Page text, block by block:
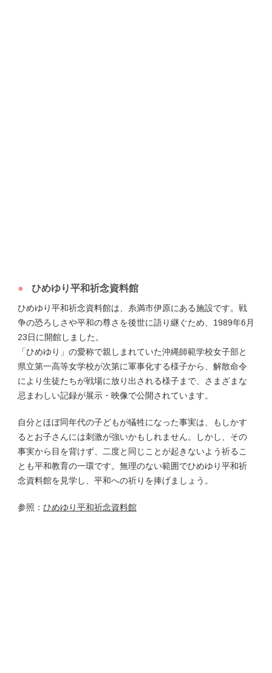
ひめゆり平和祈念資料館
ひめゆり平和祈念資料館は、糸満市伊原にある施設です。戦
争の恐ろしさや平和の尊さを後世に語り継ぐため、1989年6月
23日に開館しました。
「ひめゆり」の愛称で親しまれていた沖縄師範学校女子部と
県立第一高等女学校が次第に軍事化する様子から、解散命令
により生徒たちが戦場に放り出される様子まで、さまざまな
忌まわしい記録が展示・映像で公開されています。
自分とほぼ同年代の子どもが犠牲になった事実は、もしかす
るとお子さんには刺激が強いかもしれません。しかし、その
事実から目を背けず、二度と同じことが起きないよう祈るこ
とも平和教育の一環です。無理のない範囲でひめゆり平和祈
念資料館を見学し、平和への祈りを捧げましょう。
参照： ひめゆり平和祈念資料館